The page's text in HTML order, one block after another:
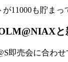
が11000も貯ま
と
即売会に合わ